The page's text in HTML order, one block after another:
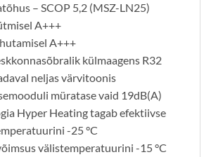
– SCOP 5,2 (MSZ-LN25)
A+++
A+++
külmaagens R32
neljas värvitoonis
müratase vaid 19dB(A)
Hyper Heating tagab efektiivse
-25 °C
välistemperatuurini -15 °C